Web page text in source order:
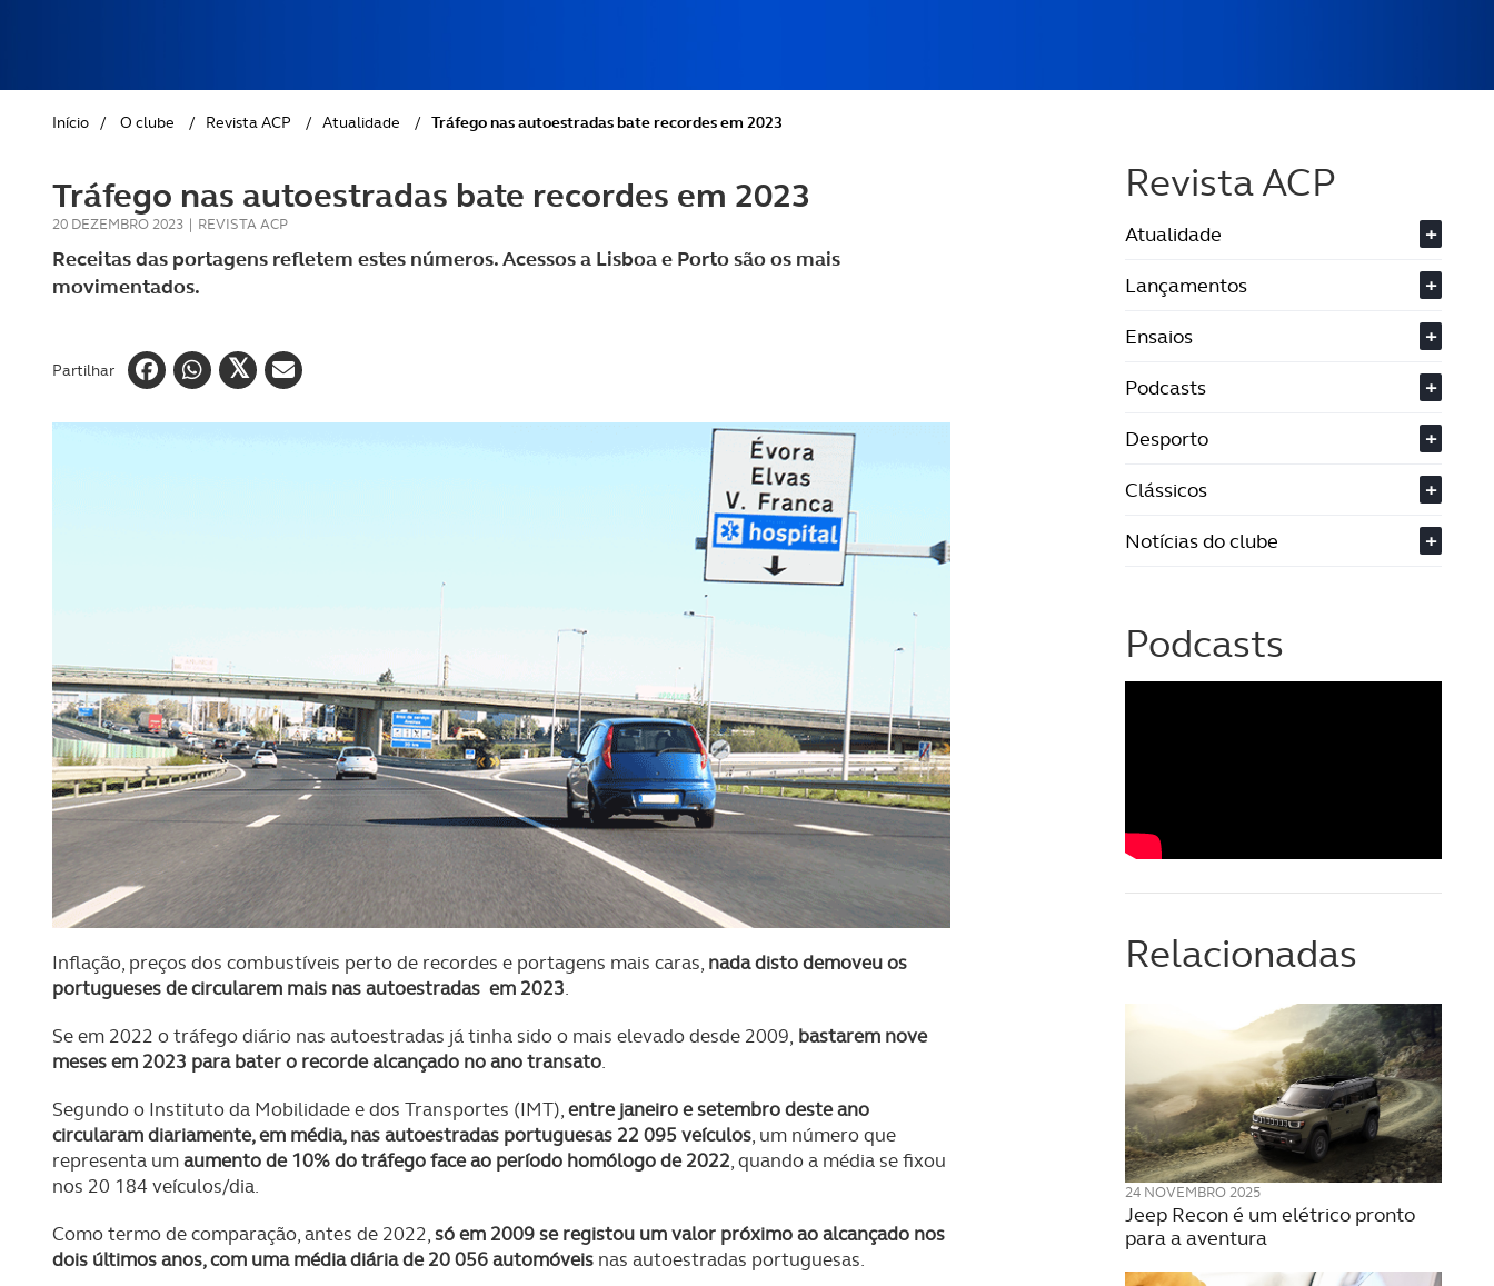
GOLFE
AUTOCARAVANISMO
Início / O clube / Revista ACP / Atualidade / Tráfego nas autoestradas bate recordes em 2023
Tráfego nas autoestradas bate recordes em 2023
20 DEZEMBRO 2023 | REVISTA ACP
Receitas das portagens refletem estes números. Acessos a Lisboa e Porto são os mais
movimentados.
Partilhar
Inflação, preços dos combustíveis perto de recordes e portagens mais caras, nada disto demoveu os
portugueses de circularem mais nas autoestradas em 2023.
Se em 2022 o tráfego diário nas autoestradas já tinha sido o mais elevado desde 2009, bastarem nove
meses em 2023 para bater o recorde alcançado no ano transato.
Segundo o Instituto da Mobilidade e dos Transportes (IMT),entre janeiro e setembro deste ano
circularam diariamente, em média, nas autoestradas portuguesas 22 095 veículos, um número que
representa umaumento de 10% do tráfego face ao período homólogo de 2022, quando a média se fixou
nos 20 184 veículos/dia.
Como termo de comparação, antes de 2022,só em 2009 se registou um valor próximo ao alcançado nos
dois últimos anos, com uma média diária de 20 056 automóveis nas autoestradas portuguesas.
Revista ACP
Atualidade
+
Lançamentos
+
Ensaios
+
Podcasts
+
Desporto
+
Clássicos
+
Notícias do clube
+
Podcasts
Relacionadas
24 NOVEMBRO 2025
Jeep Recon é um elétrico pronto
para a aventura